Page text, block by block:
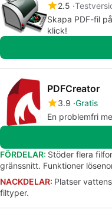
2.5
Skapa PDF-fil
klick!
PDFCreator
3.9 Gratis
En problemfri
FÖRDELAR: Stöder flera
gränssnitt. Funktioner
NACKDELAR: Platser
filtyper.